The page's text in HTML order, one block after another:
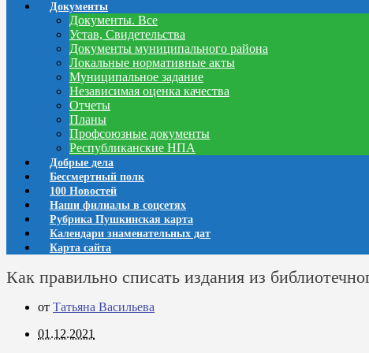
Документы
Документы. Все
Устав, Свидетельства
Документы муниципального района
Локальные нормативные акты
Муниципальное задание
Независимая оценка качества
Отчеты
Планы
Профсоюзные документы
Республиканские НПА
Добрые дела
Бессмертный полк
100 Новостей
Наши филиалы в соцсетях
Рубрика Пушкинская карта
Календари знаменательных дат
Карта сайта
Как правильно списать издания из
от Татьяна Васильева
01.12.2021